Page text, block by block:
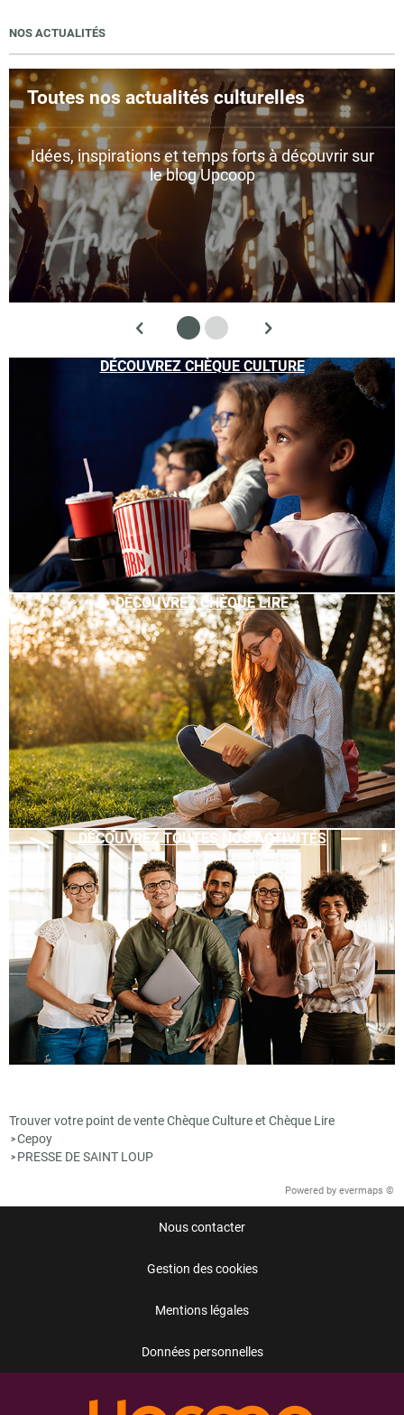
NOS ACTUALITÉS
Toutes nos actualités culturelles
Idées, inspirations et temps forts à découvrir sur
le blog Upcoop
DÉCOUVREZ CHÈQUE CULTURE
DÉCOUVREZ CHÈQUE LIRE
DÉCOUVREZ TOUTES NOS ACTIVITÉS
Trouver votre point de vente Chèque Culture et Chèque Lire
>Cepoy
> PRESSE DE SAINT LOUP
Powered by evermaps ©
Nous contacter
Gestion des cookies
Mentions légales
Données personnelles